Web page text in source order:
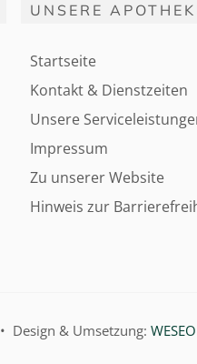
UNSERE
Startseite
Kontakt & Dienstzeiten
Unsere
Impressum
Zu unserer Website
Hinweis zur
• Design & Umsetzung: WESEO